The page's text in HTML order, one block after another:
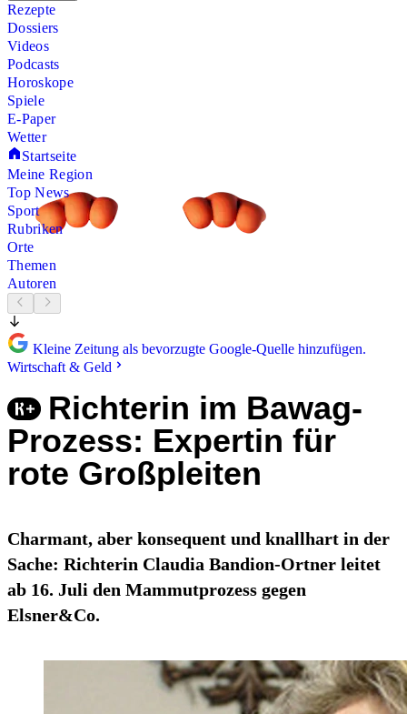
Rezepte
Dossiers
Videos
Podcasts
Horoskope
Spiele
E-Paper
Wetter
Startseite
Meine Region
Top News
Sport
Rubriken
Orte
Themen
Autoren
Kleine Zeitung als bevorzugte Google-Quelle hinzufügen.
Wirtschaft & Geld
Richterin im Bawag-
Prozess: Expertin für
rote Großpleiten
Charmant, aber konsequent und knallhart in der
Sache: Richterin Claudia Bandion-Ortner leitet
ab 16. Juli den Mammutprozess gegen
Elsner&Co.